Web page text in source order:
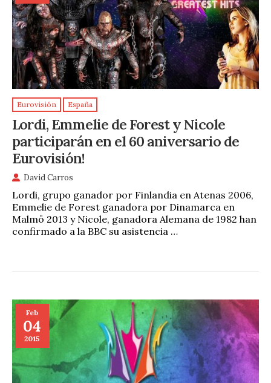
Eurovisión España
Lordi, Emmelie de Forest y Nicole
participarán en el 60 aniversario de
Eurovisión!
David Carros
Lordi, grupo ganador por Finlandia en Atenas 2006,
Emmelie de Forest ganadora por Dinamarca en
Malmö 2013 y Nicole, ganadora Alemana de 1982 han
confirmado a la BBC su asistencia …
Feb
04
2015